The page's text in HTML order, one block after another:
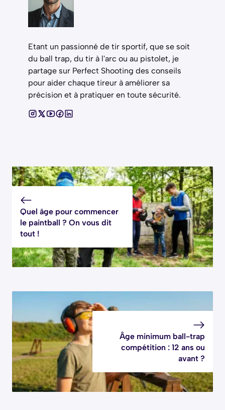
Etant un passionné de tir sportif, que se soit
du ball trap, du tir à l'arc ou au pistolet, je
partage sur Perfect Shooting des conseils
pour aider chaque tireur à améliorer sa
précision et à pratiquer en toute sécurité.
Quel âge pour commencer
le paintball ? On vous dit
tout !
Âge minimum ball-trap
compétition : 12 ans ou
avant ?